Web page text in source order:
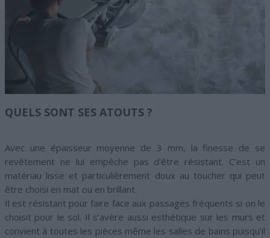
QUELS SONT SES ATOUTS ?
Avec une épaisseur moyenne de 3 mm, la finesse de se
revêtement ne lui empêche pas d’être résistant. C’est un
matériau lisse et particulièrement doux au toucher qui peut
être choisi en mat ou en brillant.
Il est résistant pour faire face aux passages fréquents si on le
choisit pour le sol. Il s’avère aussi esthétique sur les murs et
convient à toutes les pièces même les salles de bains puisqu’il